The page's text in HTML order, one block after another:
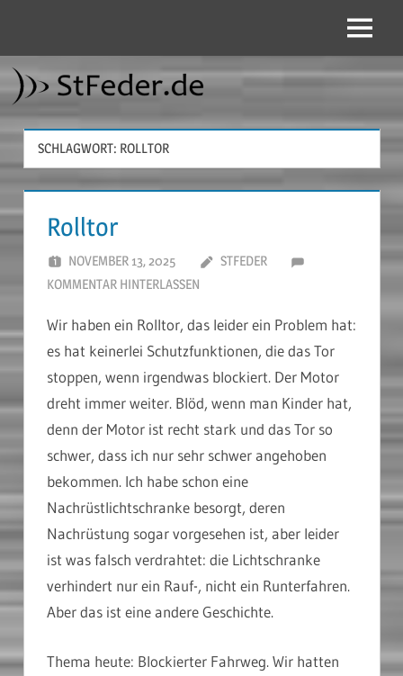
springen
Menü
SCHLAGWORT: ROLLTOR
Rolltor
NOVEMBER 13, 2025
STFEDER
KOMMENTAR HINTERLASSEN
Wir haben ein Rolltor, das leider ein Problem hat:
es hat keinerlei Schutzfunktionen, die das Tor
stoppen, wenn irgendwas blockiert. Der Motor
dreht immer weiter. Blöd, wenn man Kinder hat,
denn der Motor ist recht stark und das Tor so
schwer, dass ich nur sehr schwer angehoben
bekommen. Ich habe schon eine
Nachrüstlichtschranke besorgt, deren
Nachrüstung sogar vorgesehen ist, aber leider
ist was falsch verdrahtet: die Lichtschranke
verhindert nur ein Rauf-, nicht ein Runterfahren.
Aber das ist eine andere Geschichte.
Thema heute: Blockierter Fahrweg. Wir hatten